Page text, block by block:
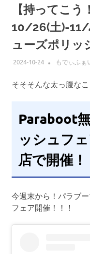
【持ってこう
10/26(土)-11/
ューズポリッ
2024-10-24 もでぃふぁ
そそそんな太っ腹な
Paraboot
ッシュフ
店で開催！
今週末から！パラブ
フェア開催！！！